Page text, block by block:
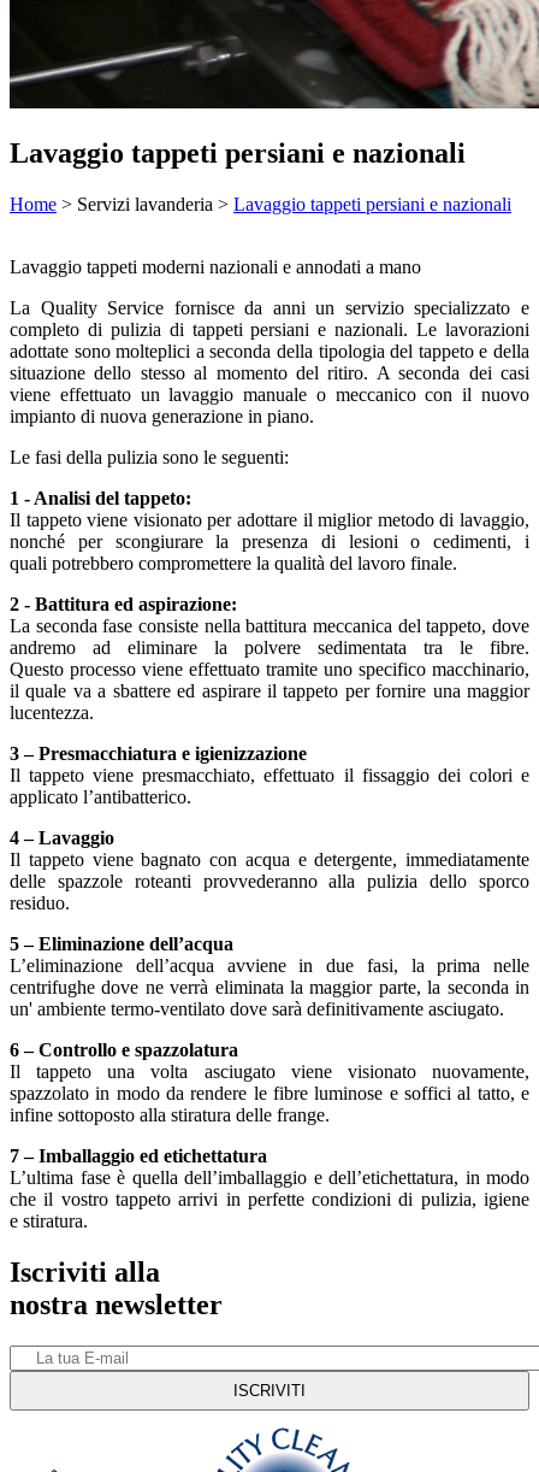
Lavaggio tappeti persiani e nazionali
Home > Servizi lavanderia > Lavaggio tappeti persiani e nazionali
Lavaggio tappeti moderni nazionali e annodati a mano
La Quality Service fornisce da anni un servizio specializzato e
completo di pulizia di tappeti persiani e nazionali. Le lavorazioni
adottate sono molteplici a seconda della tipologia del tappeto e della
situazione dello stesso al momento del ritiro. A seconda dei casi
viene effettuato un lavaggio manuale o meccanico con il nuovo
impianto di nuova generazione in piano.
Le fasi della pulizia sono le seguenti:
1 - Analisi del tappeto:
Il tappeto viene visionato per adottare il miglior metodo di lavaggio,
nonché per scongiurare la presenza di lesioni o cedimenti, i
quali potrebbero compromettere la qualità del lavoro finale.
2 - Battitura ed aspirazione:
La seconda fase consiste nella battitura meccanica del tappeto, dove
andremo ad eliminare la polvere sedimentata tra le fibre.
Questo processo viene effettuato tramite uno specifico macchinario,
il quale va a sbattere ed aspirare il tappeto per fornire una maggior
lucentezza.
3 – Presmacchiatura e igienizzazione
Il tappeto viene presmacchiato, effettuato il fissaggio dei colori e
applicato l’antibatterico.
4 – Lavaggio
Il tappeto viene bagnato con acqua e detergente, immediatamente
delle spazzole roteanti provvederanno alla pulizia dello sporco
residuo.
5 – Eliminazione dell’acqua
L’eliminazione dell’acqua avviene in due fasi, la prima nelle
centrifughe dove ne verrà eliminata la maggior parte, la seconda in
un' ambiente termo-ventilato dove sarà definitivamente asciugato.
6 – Controllo e spazzolatura
Il tappeto una volta asciugato viene visionato nuovamente,
spazzolato in modo da rendere le fibre luminose e soffici al tatto, e
infine sottoposto alla stiratura delle frange.
7 – Imballaggio ed etichettatura
L’ultima fase è quella dell’imballaggio e dell’etichettatura, in modo
che il vostro tappeto arrivi in perfette condizioni di pulizia, igiene
e stiratura.
Iscriviti alla
nostra newsletter